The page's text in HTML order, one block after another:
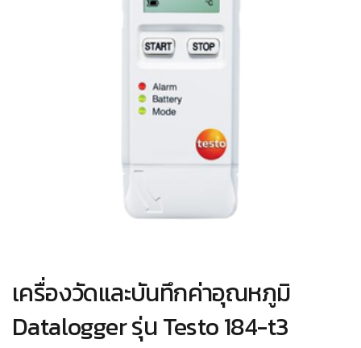
เครื่องวัดและบันทึกค่าอุณหภูมิ
Datalogger รุ่น Testo 184-t3